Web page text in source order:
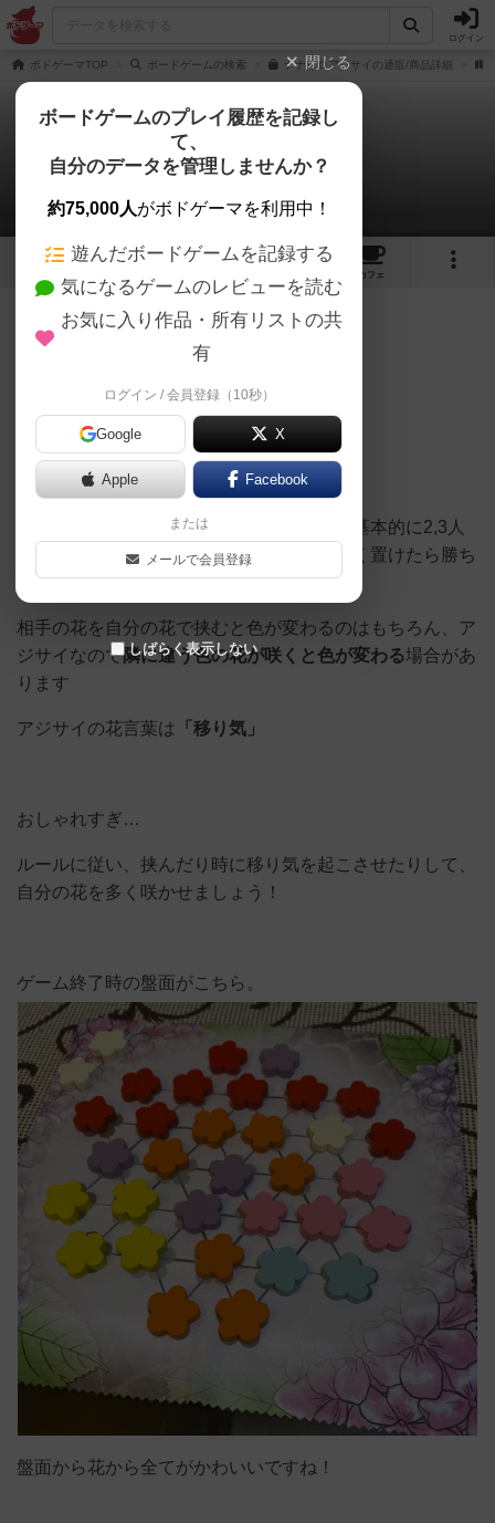
ログイン
ボドゲーマTOP ボードゲームの検索 ナナイロアジサイの通販/商品詳細
ナナイロアジサイ
がっきーさんのレビュー
5 1 5
カフェ
450名 1名 0 4年以上前
レーティングが非公開に設定されたユーザー
なんといっても綺麗かわいい！
可愛さにやられてパケ買いしました。
ゲーム感覚としてはオセロの発展系です。基本的に2,3人
で対戦し、オセロ同様自分の色を盤面に多く置けたら勝ち
です。
相手の花を自分の花で挟むと色が変わるのはもちろん、ア
ジサイなので隣に違う色の花が咲くと色が変わる場合があ
ります
アジサイの花言葉は 「移り気」
おしゃれすぎ…
ルールに従い、挟んだり時に移り気を起こさせたりして、
自分の花を多く咲かせましょう！
ゲーム終了時の盤面がこちら。
盤面から花から全てがかわいいですね！
閉じる
ボードゲームのプレイ履歴を記録し
て、
自分のデータを管理しませんか？
約75,000人がボドゲーマを利用中！
遊んだボードゲームを記録する
気になるゲームのレビューを読む
お気に入り作品・所有リストの共
有
ログイン / 会員登録（10秒）
Google X
Apple Facebook
または
メールで会員登録
しばらく表示しない